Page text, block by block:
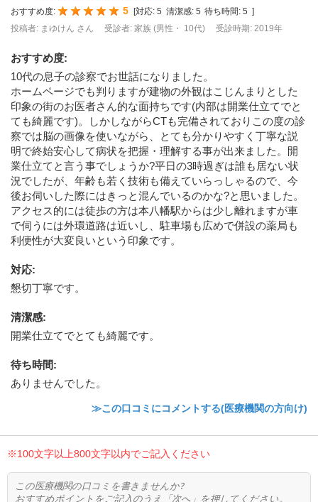
おすすめ度: 5 対応: 5 清潔感: 5 待ち時間: 5
投稿者: まゆけん さん
受診者: 家族 (男性・ 10代) 受診時期: 2019年
おすすめ度:
10代の息子の診察でお世話になりました。
ホームページでも判りますが建物の外観はこじんまりとした
印象の街のお医者さん的な面持ちです(内部は開業仕立てでと
ても綺麗です)。しかしながらCTも完備されておりこの度の診
察では脳の画像を使いながら、とても分かりやすく丁寧な説
明で終始安心して病状を把握・理解する事が出来ました。開
業仕立てと言う事でしょうか?平日の3時過ぎは誰も居ない状
況でしたが、年齢も若く技術も備えていらっしゃるので、今
後お伺いした際にはきっと混んでいるのかな?と思いました。
アクセス的には徒歩の方は本八幡駅からは少し離れますが車
で伺うには外環道路は近いし、駐車場も広めで併設の薬局も
利便性が大変良いという印象です。
対応:
懇切丁寧です。
清潔感:
開業仕立てでとても綺麗です。
待ち時間:
ありませんでした。
≫この口コミにコメントする(医療機関の方向け)
※100文字以上800文字以内でご記入ください